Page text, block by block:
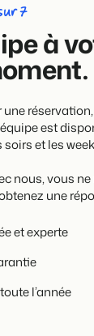
7
à
est
soirs et les
nous, vous
une
et experte
l’année